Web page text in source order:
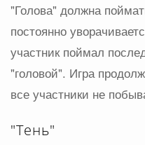
"Голова" должна
постоянно
участник поймал
"головой". Игра
все участники не
"Тень"